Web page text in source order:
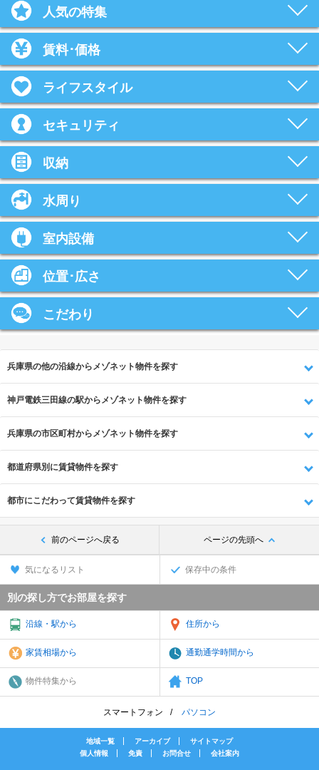
人気の特集
賃料･価格
ライフスタイル
セキュリティ
収納
水周り
室内設備
位置･広さ
こだわり
兵庫県の他の沿線からメゾネット物件を探す
神戸電鉄三田線の駅からメゾネット物件を探す
兵庫県の市区町村からメゾネット物件を探す
都道府県別に賃貸物件を探す
都市にこだわって賃貸物件を探す
前のページへ戻る ページの先頭へ
気になるリスト 保存中の条件
別の探し方でお部屋を探す
沿線・駅から 住所から
家賃相場から 通勤通学時間から
物件特集から TOP
スマートフォン パソコン
地域一覧 アーカイブ
サイトマップ
個人情報
免責 お問合せ 会社案内